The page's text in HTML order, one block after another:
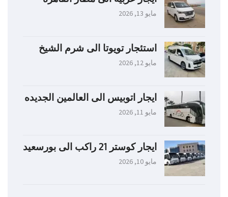
مايو 13, 2026
استئجار تويوتا الى شرم الشيخ
مايو 12, 2026
ايجار اتوبيس الى العالمين الجديده
مايو 11, 2026
ايجار كوستر 21 راكب الى بورسعيد
مايو 10, 2026